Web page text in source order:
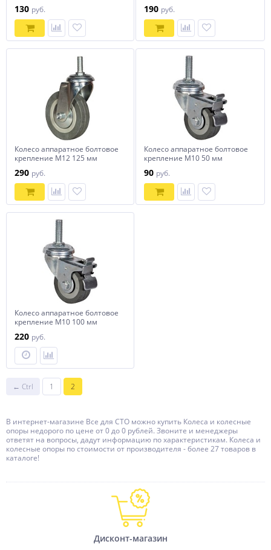
130 руб. 190 руб.
Колесо аппаратное болтовое
крепление М12 125 мм
290 руб.
Колесо аппаратное болтовое
крепление М10 50 мм
90 руб.
Колесо аппаратное болтовое
крепление М10 100 мм
220 руб.
← Ctrl 1 2
В интернет-магазине Все для СТО можно купить Колеса и колесные
опоры недорого по цене от 0 до 0 рублей. Звоните и менеджеры
ответят на вопросы, дадут информацию по характеристикам. Колеса и
колесные опоры по стоимости от производителя - более 27 товаров в
каталоге!
Дисконт-магазин